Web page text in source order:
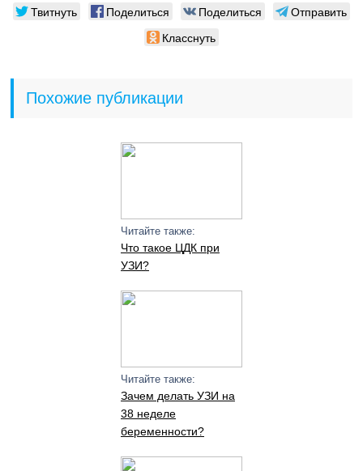
Твитнуть Поделиться Поделиться
Отправить
Класснуть
Похожие публикации
Читайте также:
Что такое ЦДК при
УЗИ?
Читайте также:
Зачем делать УЗИ на
38 неделе
беременности?